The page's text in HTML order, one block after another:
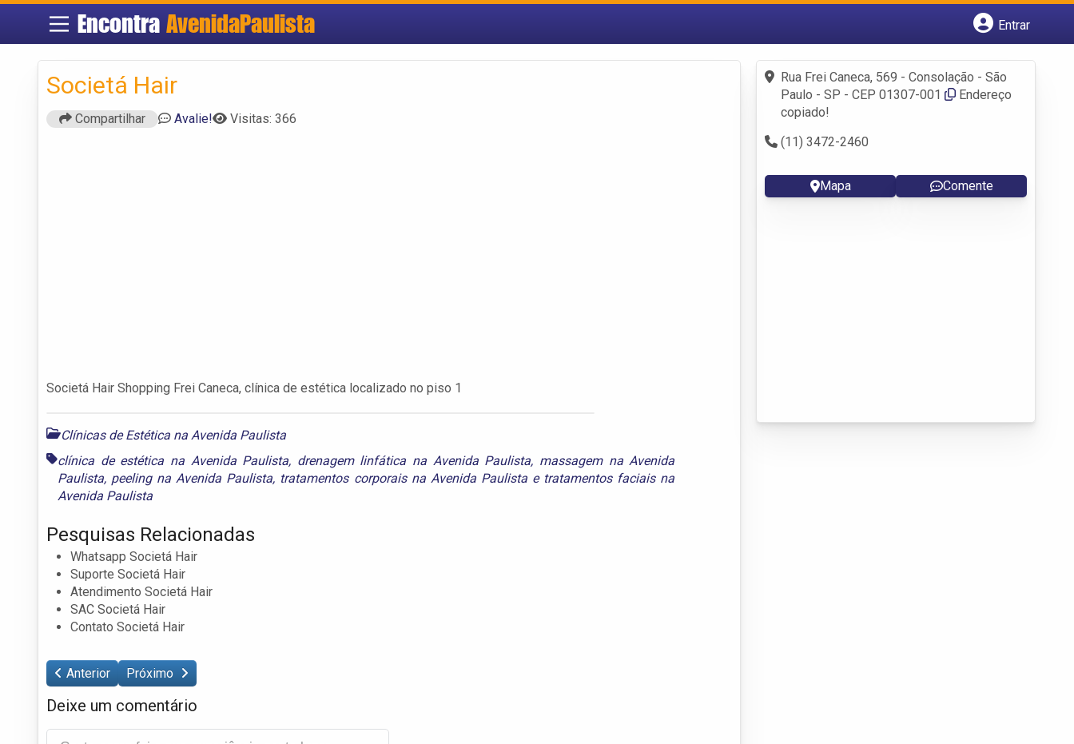
EncontraAvenidaPaulista
Entrar
Fazer login
Criar conta
Societá Hair
Compartilhar Avalie! Visitas: 366
Societá Hair Shopping Frei Caneca, clínica de estética localizado no piso 1
Clínicas de Estética na Avenida Paulista
clínica de estética na Avenida Paulista, drenagem linfática na Avenida Paulista, massagem na Avenida
Paulista, peeling na Avenida Paulista, tratamentos corporais na Avenida Paulistae tratamentos faciais na
Avenida Paulista
Pesquisas Relacionadas
Whatsapp Societá Hair
Suporte Societá Hair
Atendimento Societá Hair
SAC Societá Hair
Contato Societá Hair
Anterior Próximo
Deixe um comentário
Rua Frei Caneca, 569 - Consolação - São
Paulo - SP - CEP 01307-001
Endereço
copiado!
(11) 3472-2460
Mapa Comente